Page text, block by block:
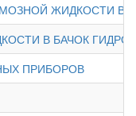
ЖИДКОСТИ В
В БАЧОК
ПРИБОРОВ